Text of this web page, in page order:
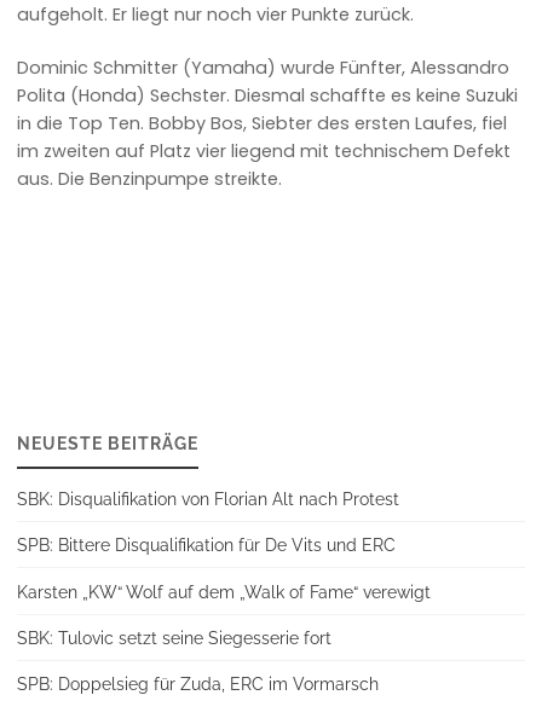
aufgeholt. Er liegt nur noch vier Punkte zurück.
Dominic Schmitter (Yamaha) wurde Fünfter, Alessandro
Polita (Honda) Sechster. Diesmal schaffte es keine Suzuki
in die Top Ten. Bobby Bos, Siebter des ersten Laufes, fiel
im zweiten auf Platz vier liegend mit technischem Defekt
aus. Die Benzinpumpe streikte.
NEUESTE BEITRÄGE
SBK: Disqualifikation von Florian Alt nach Protest
SPB: Bittere Disqualifikation für De Vits und ERC
Karsten „KW“ Wolf auf dem „Walk of Fame“ verewigt
SBK: Tulovic setzt seine Siegesserie fort
SPB: Doppelsieg für Zuda, ERC im Vormarsch